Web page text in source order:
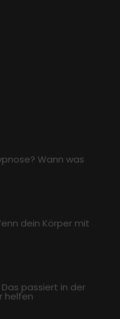
Wann was
dein Körper mit
passiert in der
helfen